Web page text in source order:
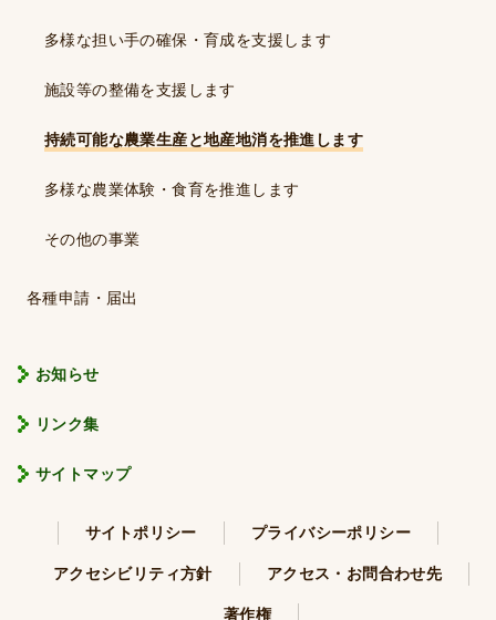
多様な担い手の確保・育成を支援します
施設等の整備を支援します
持続可能な農業生産と地産地消を推進します
多様な農業体験・食育を推進します
その他の事業
各種申請・届出
お知らせ
リンク集
サイトマップ
サイトポリシー プライバシーポリシー
アクセシビリティ方針 アクセス・お問合わせ先
著作権